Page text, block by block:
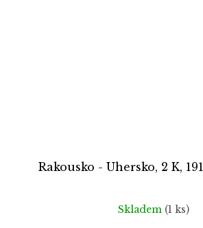
Rakousko - Uhersko, 2 K,
Skladem (1 ks)